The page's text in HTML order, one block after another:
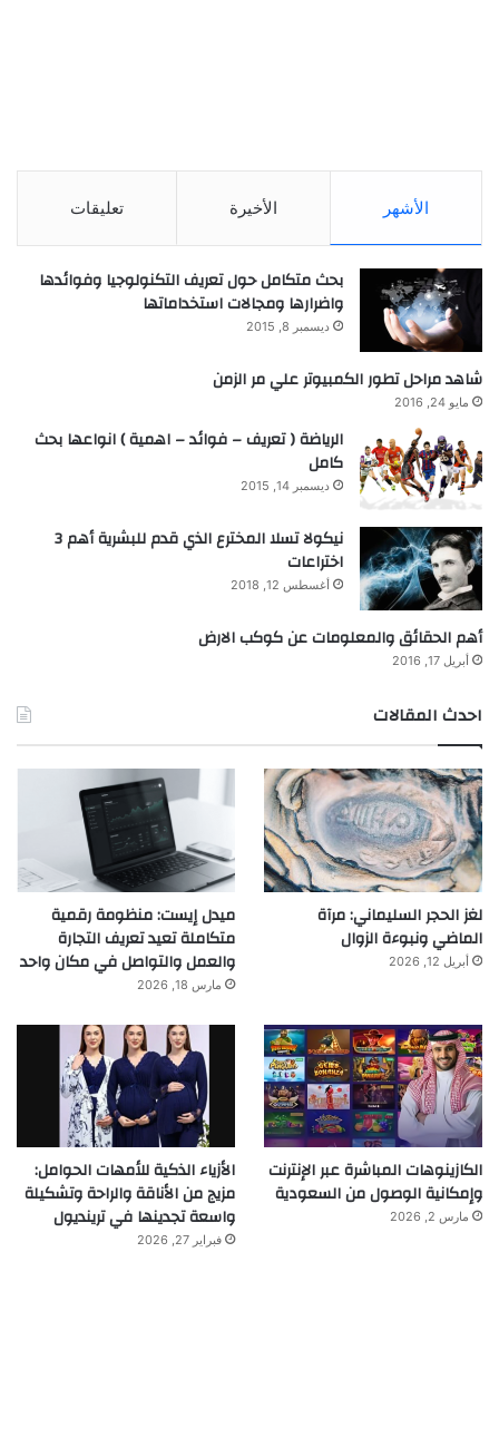
الأشهر الأخيرة تعليقات
بحث متكامل حول تعريف التكنولوجيا وفوائدها
واضرارها ومجالات استخداماتها
ديسمبر 8, 2015
شاهد مراحل تطور الكمبيوتر علي مر الزمن
مايو 24, 2016
الرياضة ( تعريف – فوائد – اهمية ) انواعها بحث
كامل
ديسمبر 14, 2015
نيكولا تسلا المخترع الذي قدم للبشرية أهم 3
اختراعات
أغسطس 12, 2018
أهم الحقائق والمعلومات عن كوكب الارض
أبريل 17, 2016
احدث المقالات
لغز الحجر السليماني: مرآة
الماضي ونبوءة الزوال
أبريل 12, 2026
ميدل إيست: منظومة رقمية
متكاملة تعيد تعريف التجارة
والعمل والتواصل في مكان واحد
مارس 18, 2026
الكازينوهات المباشرة عبر الإنترنت
وإمكانية الوصول من السعودية
مارس 2, 2026
الأزياء الذكية للأمهات الحوامل:
مزيج من الأناقة والراحة وتشكيلة
واسعة تجدينها في ترينديول
فبراير 27, 2026